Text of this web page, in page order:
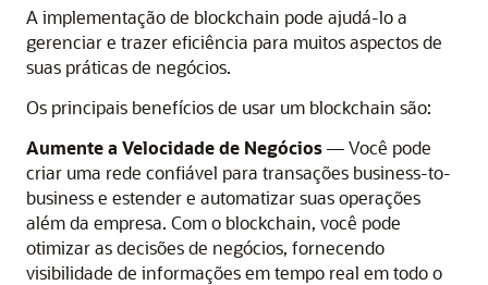
A implementação de blockchain pode ajudá-lo a
gerenciar e trazer eficiência para muitos aspectos de
suas práticas de negócios.
Os principais benefícios de usar um blockchain são:
Aumente a Velocidade de Negócios— Você pode
criar uma rede confiável para transações business-to-
business e estender e automatizar suas operações
além da empresa. Com o blockchain, você pode
otimizar as decisões de negócios, fornecendo
visibilidade de informações em tempo real em todo o